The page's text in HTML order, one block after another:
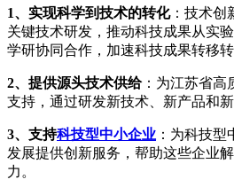
1、实现科学到技术的转化：技术创
关键技术研发，推动科技成果从实
学研协同合作，加速科技成果转移转
2、提供源头技术供给：为江苏省高
支持，通过研发新技术、新产品和
3、支持科技型中小企业 ：为科技
发展提供创新服务，帮助这些企业
力。